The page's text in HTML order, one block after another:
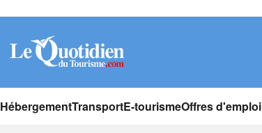
HébergementTransportE-tourismeOffres d'emploi